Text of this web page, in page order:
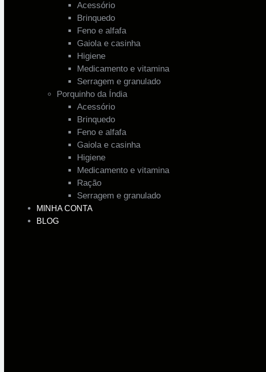
Acessório
Brinquedo
Feno e alfafa
Gaiola e casinha
Higiene
Medicamento e vitamina
Serragem e granulado
Porquinho da Índia
Acessório
Brinquedo
Feno e alfafa
Gaiola e casinha
Higiene
Medicamento e vitamina
Ração
Serragem e granulado
MINHA CONTA
BLOG